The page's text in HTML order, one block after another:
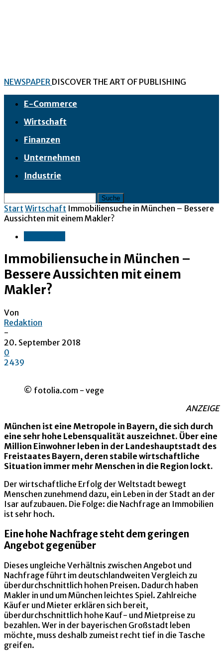
NEWSPAPER DISCOVER THE ART OF PUBLISHING
E-Commerce
Wirtschaft
Finanzen
Unternehmen
Industrie
Start Wirtschaft Immobiliensuche in München – Bessere
Aussichten mit einem Makler?
Immobiliensuche in München –
Bessere Aussichten mit einem
Makler?
Von
Redaktion
-
20. September 2018
0
2439
© fotolia.com - vege
ANZEIGE
München ist eine Metropole in Bayern, die sich durch
eine sehr hohe Lebensqualität auszeichnet. Über eine
Million Einwohner leben in der Landeshauptstadt des
Freistaates Bayern, deren stabile wirtschaftliche
Situation immer mehr Menschen in die Region lockt.
Der wirtschaftliche Erfolg der Weltstadt bewegt
Menschen zunehmend dazu, ein Leben in der Stadt an der
Isar aufzubauen. Die Folge: die Nachfrage an Immobilien
ist sehr hoch.
Eine hohe Nachfrage steht dem geringen
Angebot gegenüber
Dieses ungleiche Verhältnis zwischen Angebot und
Nachfrage führt im deutschlandweiten Vergleich zu
überdurchschnittlich hohen Preisen. Dadurch haben
Makler in und um München leichtes Spiel. Zahlreiche
Käufer und Mieter erklären sich bereit,
überdurchschnittlich hohe Kauf- und Mietpreise zu
bezahlen. Wer in der bayerischen Großstadt leben
möchte, muss deshalb zumeist recht tief in die Tasche
greifen.